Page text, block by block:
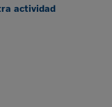
actividad